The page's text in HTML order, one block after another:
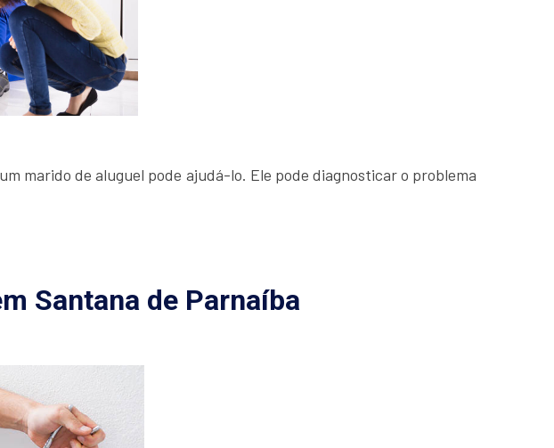
marido de aluguel pode ajudá-lo. Ele pode diagnosticar o problema
Santana de Parnaíba